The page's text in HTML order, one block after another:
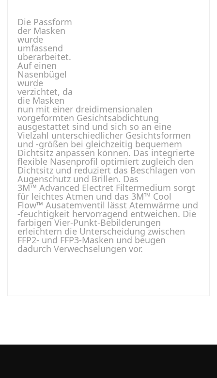
Die Passform
der Masken
wurde
umfassend
überarbeitet.
Auf einen
Nasenbügel
wurde
verzichtet, da
die Masken
nun mit einer dreidimensionalen
vorgeformten Gesichtsabdichtung
ausgestattet sind und sich so an eine
Vielzahl unterschiedlicher Gesichtsformen
und -größen bei gleichzeitig bequemem
Dichtsitz anpassen können. Das integrierte
flexible Nasenprofil optimiert zugleich den
Dichtsitz und reduziert das Beschlagen von
Augenschutz und Brillen. Das
3M™ Advanced Electret Filtermedium sorgt
für leichtes Atmen und das 3M™ Cool
Flow™ Ausatemventil lässt Atemwärme und
-feuchtigkeit hervorragend entweichen. Die
farbigen Vier-Punkt-Bebilderungen
erleichtern die Unterscheidung zwischen
FFP2- und FFP3-Masken und beugen
dadurch Verwechselungen vor.